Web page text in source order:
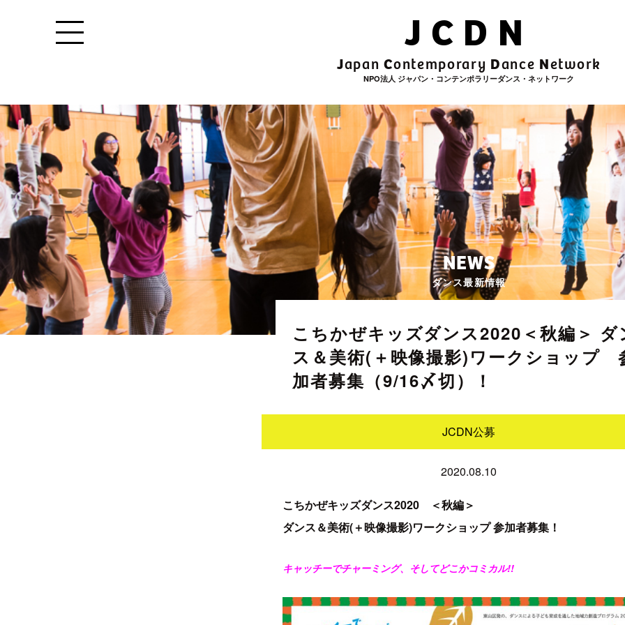
JCDN
JapanContemporary Dance Network
NPO法人 ジャパン・コンテンポラリーダンス・ネットワーク
NEWS
ダンス最新情報
こちかぜキッズダンス2020＜秋編＞ ダ
ス＆美術(＋映像撮影)ワークショップ
加者募集（9/16〆切）！
JCDN公募
2020.08.10
こちかぜキッズダンス2020 ＜秋編＞
ダンス＆美術(＋映像撮影)ワークショップ 参加者募集！
キャッチーでチャーミング、そしてどこかコミカル!!